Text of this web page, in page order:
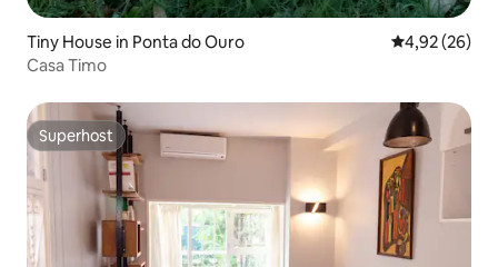
Tiny House in Ponta do Ouro
4,92 (26)
Casa Timo
Superhost
Superhost